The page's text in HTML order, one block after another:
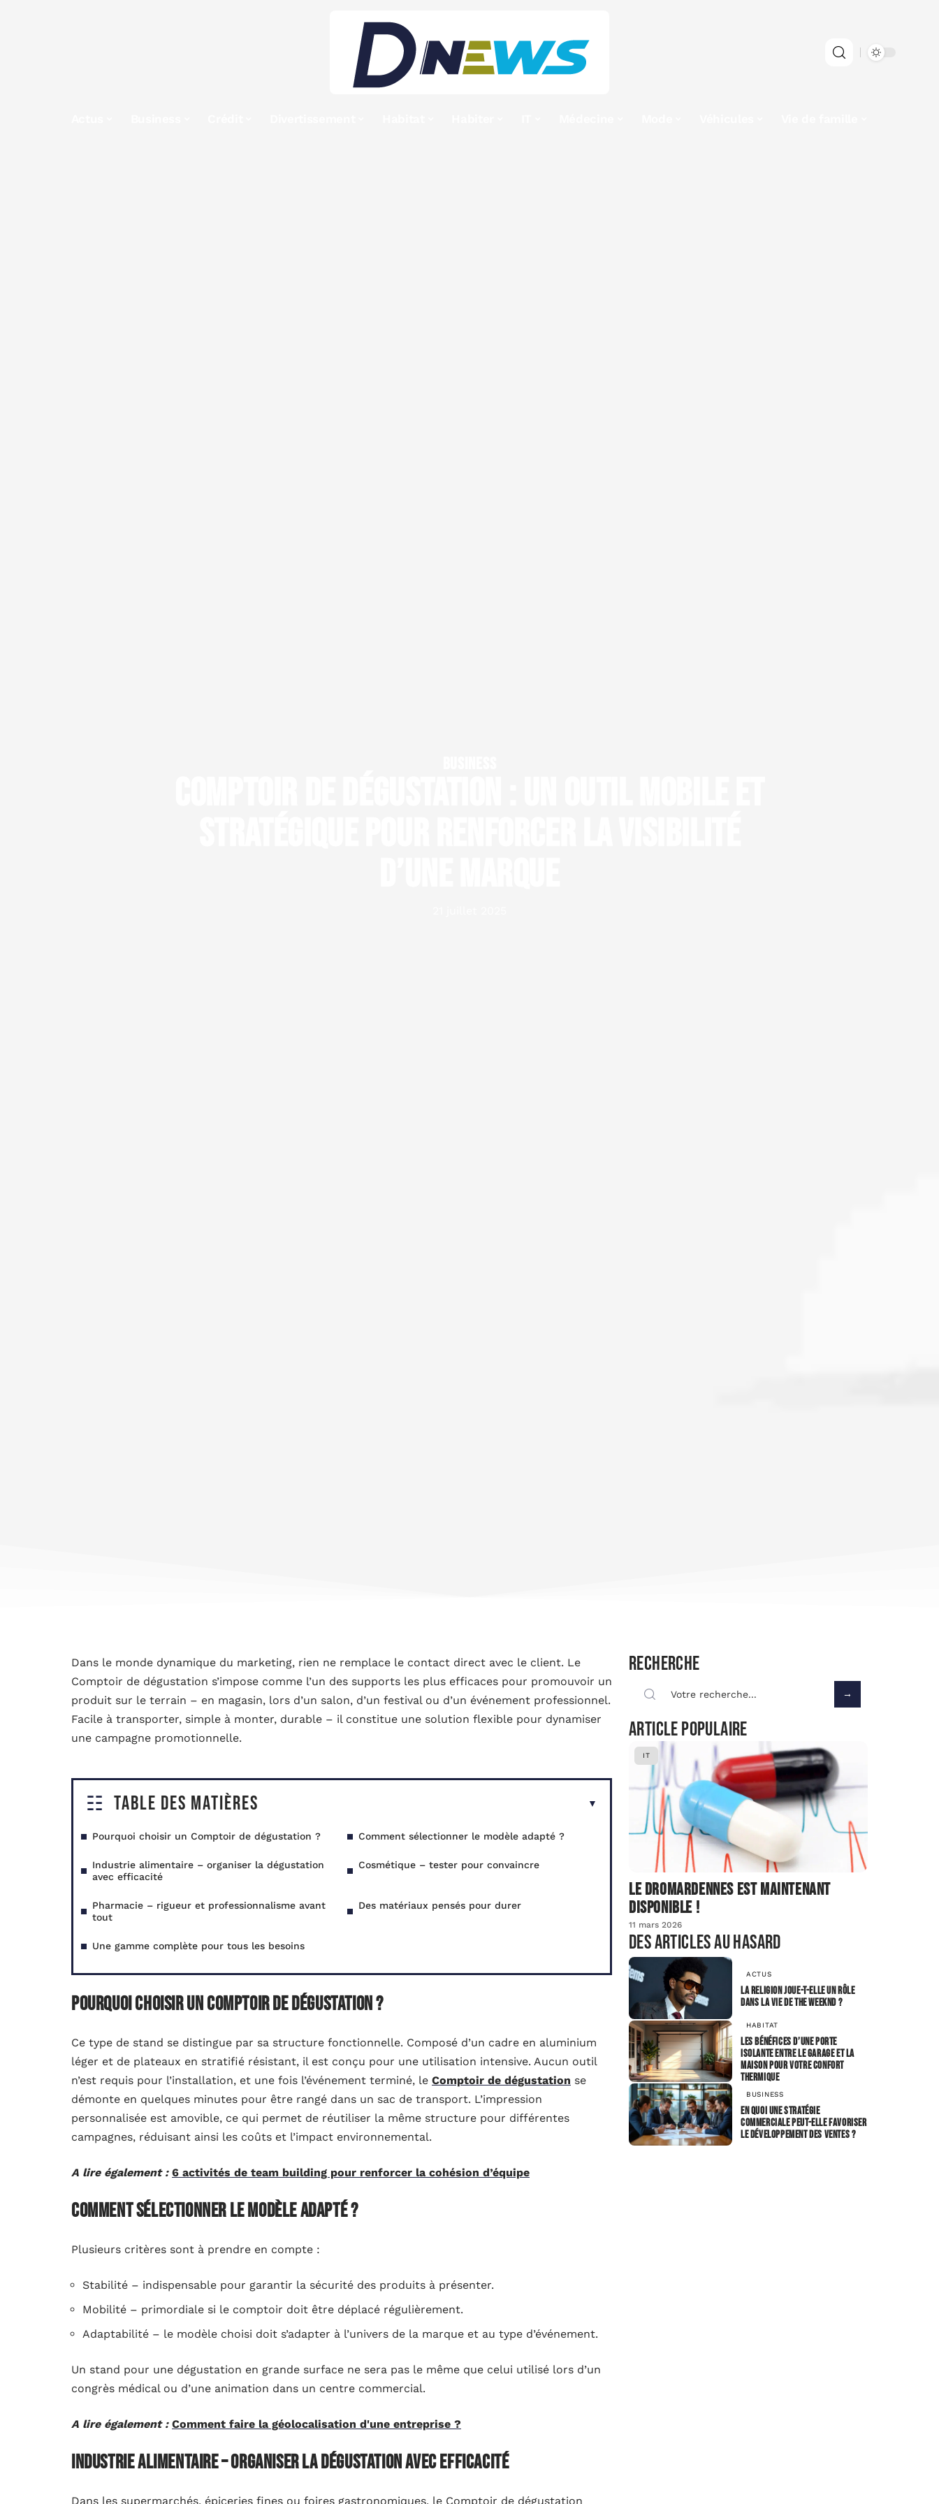
Dans le monde dynamique du marketing, rien ne remplace le contact direct avec le client. Le
Comptoir de dégustation s’impose comme l’un des supports les plus efficaces pour promouvoir un
produit sur le terrain – en magasin, lors d’un salon, d’un festival ou d’un événement professionnel.
Facile à transporter, simple à monter, durable – il constitue une solution flexible pour dynamiser
une campagne promotionnelle.
Table des matières
Pourquoi choisir un Comptoir de dégustation ? Comment sélectionner le modèle adapté ?
Industrie alimentaire – organiser la dégustation
avec efficacité
Cosmétique – tester pour convaincre
Pharmacie – rigueur et professionnalisme avant
tout
Des matériaux pensés pour durer
Une gamme complète pour tous les besoins
Pourquoi choisir un Comptoir de dégustation ?
Ce type de stand se distingue par sa structure fonctionnelle. Composé d’un cadre en aluminium
léger et de plateaux en stratifié résistant, il est conçu pour une utilisation intensive. Aucun outil
n’est requis pour l’installation, et une fois l’événement terminé, le Comptoir de dégustation se
démonte en quelques minutes pour être rangé dans un sac de transport. L’impression
personnalisée est amovible, ce qui permet de réutiliser la même structure pour différentes
campagnes, réduisant ainsi les coûts et l’impact environnemental.
A lire également : 6 activités de team building pour renforcer la cohésion d’équipe
Comment sélectionner le modèle adapté ?
Plusieurs critères sont à prendre en compte :
Stabilité – indispensable pour garantir la sécurité des produits à présenter.
Mobilité – primordiale si le comptoir doit être déplacé régulièrement.
Adaptabilité – le modèle choisi doit s’adapter à l’univers de la marque et au type d’événement.
Un stand pour une dégustation en grande surface ne sera pas le même que celui utilisé lors d’un
congrès médical ou d’une animation dans un centre commercial.
A lire également : Comment faire la géolocalisation d'une entreprise ?
Industrie alimentaire – organiser la dégustation avec efficacité
Dans les supermarchés, épiceries fines ou foires gastronomiques, le Comptoir de dégustation
Recherche
Article populaire
IT
Le dromardennes est maintenant
disponible !
11 mars 2026
Des articles au hasard
ACTUS
La religion joue-t-elle un rôle
dans la vie de The Weeknd ?
HABITAT
Les bénéfices d’une porte
isolante entre le garage et la
maison pour votre confort
thermique
BUSINESS
En quoi une stratégie
commerciale peut-elle favoriser
le développement des ventes ?